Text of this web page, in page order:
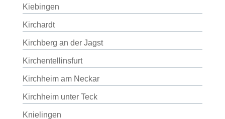
Kiebingen
Kirchardt
Kirchberg an der Jagst
Kirchentellinsfurt
Kirchheim am Neckar
Kirchheim unter Teck
Knielingen